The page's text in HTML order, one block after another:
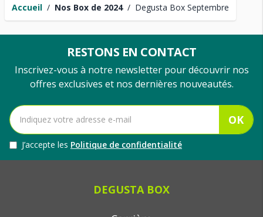
Accueil / Nos Box de 2024 / Degusta Box Septembre
RESTONS EN CONTACT
Inscrivez-vous à notre newsletter pour découvrir nos
offres exclusives et nos dernières nouveautés.
OK
J’accepte les Politique de confidentialité
DEGUSTA BOX